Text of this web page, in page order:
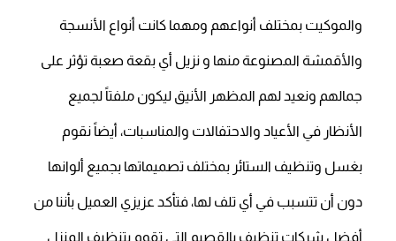
والموكيت بمختلف أنواعهم ومهما كانت أنواع الأنسجة
والأقمشة المصنوعة منها و نزيل أي بقعة صعبة تؤثر على
جمالهم ونعيد لهم المظهر الأنيق ليكون ملفتاً لجميع
الأنظار في الأعياد والاحتفالات والمناسبات، أيضاً نقوم
بغسل وتنظيف الستائر بمختلف تصميماتها بجميع ألوانها
دون أن تتسبب في أي تلف لها، فتأكد عزيزي العميل بأننا من
أفضل شركات تنظيف بالقصيم التي تقوم بتنظيف المنزل